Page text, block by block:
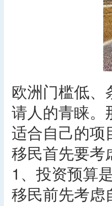
欧洲门槛低
请人的青睐。
适合自己的项
移民首先要考
1、投资预算
移民前先考虑